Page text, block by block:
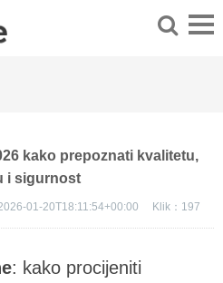
kako prepoznati kvalitetu,
i sigurnost
01-20T18:11:54+00:00 Klik： 197
: kako procijeniti